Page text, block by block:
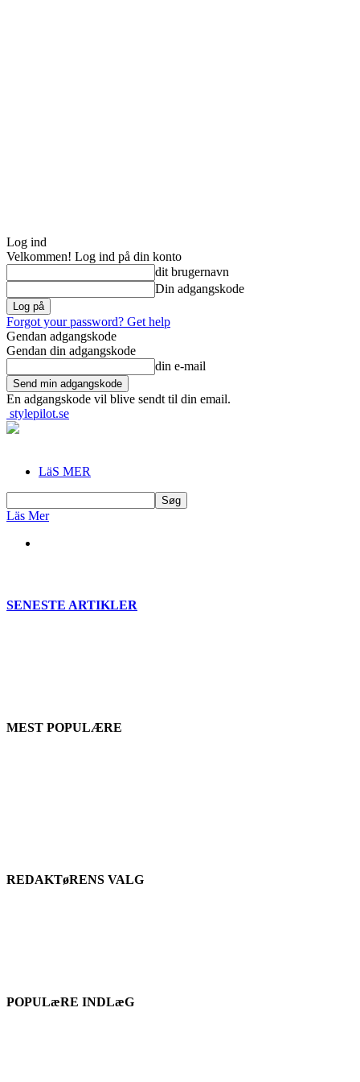
Log ind
Velkommen! Log ind på din konto
dit brugernavn
Din adgangskode
Forgot your password? Get help
Gendan adgangskode
Gendan din adgangskode
din e-mail
En adgangskode vil blive sendt til din email.
stylepilot.se
LäS MER
Läs Mer
SENESTE ARTIKLER
MEST POPULÆRE
REDAKTøRENS VALG
POPULæRE INDLæG